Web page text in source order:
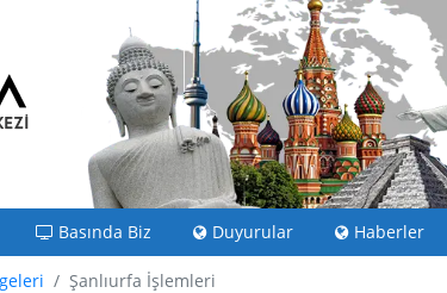
Basında Biz Duyurular Haberler
Şanlıurfa İşlemleri